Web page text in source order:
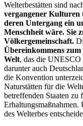
Welterbestätten sind
vergangener Kulturen
deren Untergang ein
Menschheit wäre. Sie
Völkergemeinschaft.
Übereinkommens
Welt, das die UNESCO
darunter auch
die Konvention
Naturstätten für die
betreffenden Staaten zu
des Welterbes